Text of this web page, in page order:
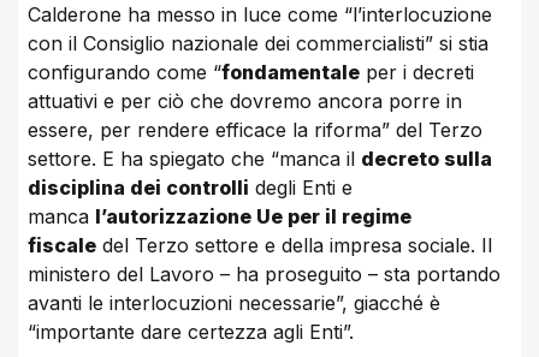
Calderone ha messo in luce come “l’interlocuzione
con il Consiglio nazionale dei commercialisti” si stia
configurando come “fondamentale per i decreti
attuativi e per ciò che dovremo ancora porre in
essere, per rendere efficace la riforma” del Terzo
settore. E ha spiegato che “manca il decreto sulla
disciplina dei controlli degli Enti e
manca l’autorizzazione Ue per il regime
fiscale del Terzo settore e della impresa sociale. Il
ministero del Lavoro – ha proseguito – sta portando
avanti le interlocuzioni necessarie”, giacché è
“importante dare certezza agli Enti”.